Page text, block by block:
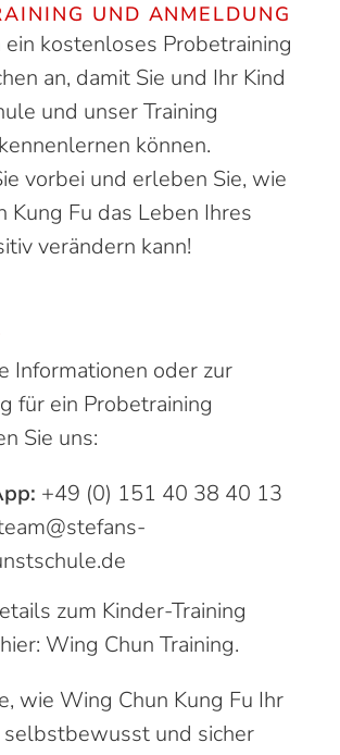
UND ANMELDUNG
kostenloses Probetraining
an, damit Sie und Ihr Kind
und unser Training
können.
vorbei und erleben Sie, wie
Kung Fu das Leben Ihres
verändern kann!
Informationen oder zur
für ein Probetraining
Sie uns:
+49 (0) 151 40 38 40 13
zum Kinder-Training
Wing Chun Training.
wie Wing Chun Kung Fu Ihr
selbstbewusst und sicher